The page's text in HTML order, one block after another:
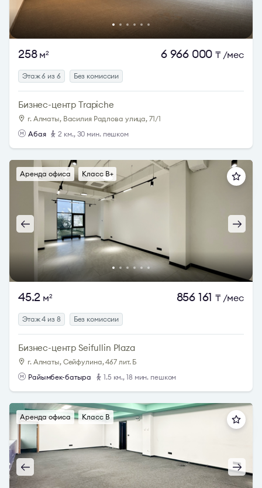
258м2 6 966 000 ₸ /мес
Этаж 6 из 6 Без комиссии
Бизнес-центр Trapiche
г. Алматы, Василия Радлова улица, 71/1
Абая
2 км., 30 мин. пешком
Аренда офиса Класс B+
45.2 м2 856 161 ₸ /мес
Этаж 4 из 8 Без комиссии
Бизнес-центр Seifullin Plaza
г. Алматы, Сейфулина, 467 лит. Б
Райымбек-батыра
1.5 км., 18 мин. пешком
Аренда офиса Класс B